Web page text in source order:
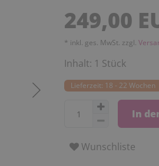
249,00
* inkl. ges. MwSt. zzgl.
Inhalt: 1 Stück
Lieferzeit: 18 - 22 Wochen
In
Wunschliste